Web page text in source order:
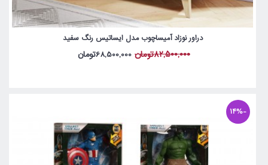
دراور نوزاد آمیساچوب مدل ایساتیس رنگ سفید
82,500,000تومان 68,500,000تومان
-14%